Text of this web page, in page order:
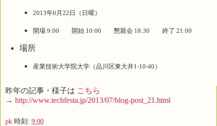
2013年6月22日（日曜）
開場 9:00 開始 10:00 懇親会 18:30 終了 21:00
場所
産業技術大学院大学（品川区東大井1-10-40）
昨年の記事・様子は こちら
→ http://www.techfesta.jp/2013/07/blog-post_21.html
pk 時刻: 9:00